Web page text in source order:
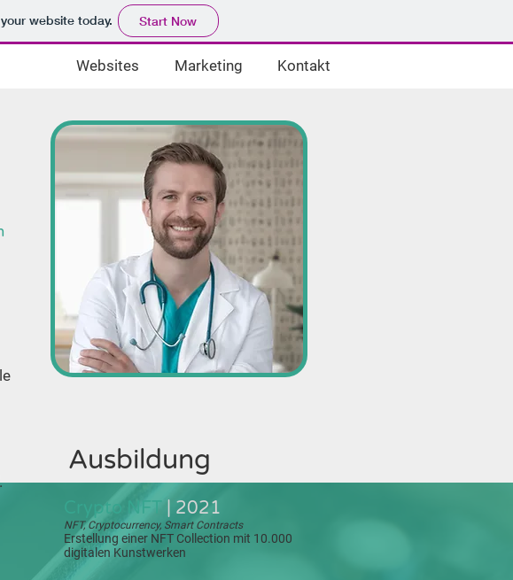
website today. Start Now
Websites Marketing Kontakt
Ausbildung
Crypto NFT | 2021
NFT, Cryptocurrency, Smart Contracts
Erstellung einer NFT Collection mit 10.000
digitalen Kunstwerken